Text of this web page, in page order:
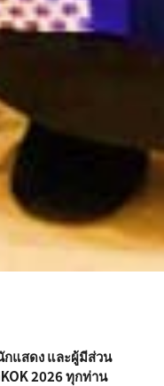
แสดง และผู้มีส่วน
2026 ทุกท่าน